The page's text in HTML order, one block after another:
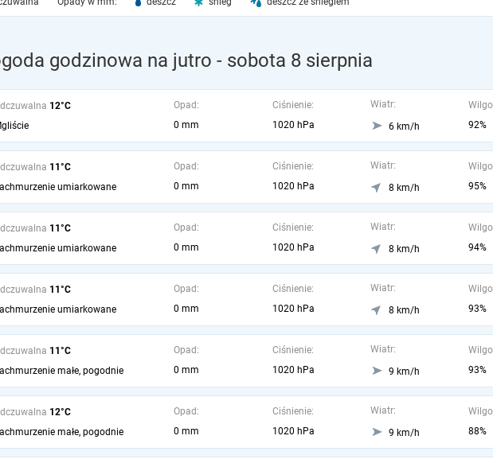
godzinowa na jutro - sobota 8 sierpnia
12°C
Opad:
0 mm
Ciśnienie:
1020 hPa
Wiatr:
6 km/h
92%
11°C
umiarkowane
Opad:
0 mm
Ciśnienie:
1020 hPa
Wiatr:
8 km/h
95%
11°C
umiarkowane
Opad:
0 mm
Ciśnienie:
1020 hPa
Wiatr:
8 km/h
94%
11°C
umiarkowane
Opad:
0 mm
Ciśnienie:
1020 hPa
Wiatr:
8 km/h
93%
11°C
małe, pogodnie
Opad:
0 mm
Ciśnienie:
1020 hPa
Wiatr:
9 km/h
93%
12°C
małe, pogodnie
Opad:
0 mm
Ciśnienie:
1020 hPa
Wiatr:
9 km/h
88%